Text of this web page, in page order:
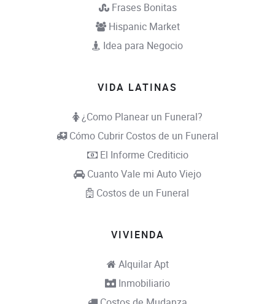
Frases Bonitas
Hispanic Market
Idea para Negocio
VIDA LATINAS
¿Como Planear un Funeral?
Cómo Cubrir Costos de un Funeral
El Informe Crediticio
Cuanto Vale mi Auto Viejo
Costos de un Funeral
VIVIENDA
Alquilar Apt
Inmobiliario